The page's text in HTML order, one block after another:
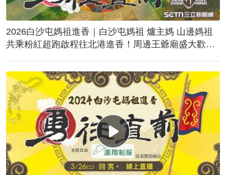
2026白沙屯媽祖進香｜白沙屯媽祖 爐主媽 山邊媽祖
共乘粉紅超跑啟程往北港進香！周邊王爺廟盛大歡